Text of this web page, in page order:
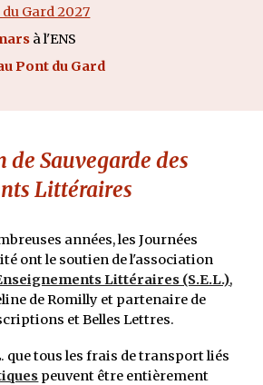
du Gard 2027
à l'ENS
Pont du Gard
de Sauvegarde des
Littéraires
années, les Journées
ont le soutien de l'association
Littéraires (S.E.L.),
de Romilly et partenaire de
et Belles Lettres.
que tous les frais de transport liés
peuvent être entièrement